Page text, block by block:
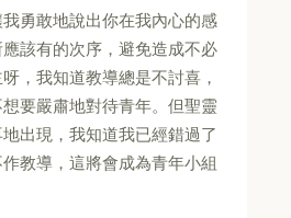
勇敢地說出你在我內心的感
該有的次序，避免造成不必
，我知道教導總是不討喜，
要嚴肅地對待青年。但聖靈
出現，我知道我已經錯過了
教導，這將會成為青年小組